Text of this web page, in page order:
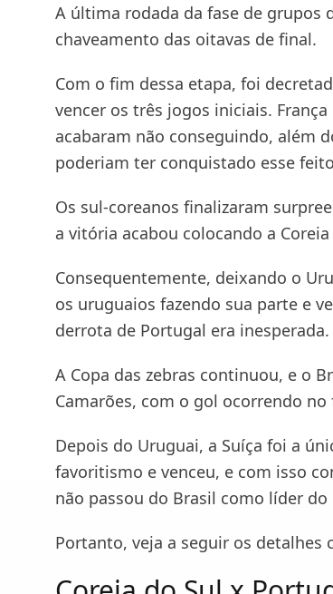
A última rodada da fase de grupos
chaveamento das oitavas de final.
Com o fim dessa etapa, foi
vencer os três jogos iniciais.
acabaram não conseguindo, além
poderiam ter conquistado esse
Os sul-coreanos finalizaram
a vitória acabou colocando a
Consequentemente, deixando o
os uruguaios fazendo sua parte e
derrota de Portugal era inesperada.
A Copa das zebras continuou, e o
Camarões, com o gol ocorrendo
Depois do Uruguai, a Suíça foi a
favoritismo e venceu, e com isso
não passou do Brasil como líder do
Portanto, veja a seguir os detalhes